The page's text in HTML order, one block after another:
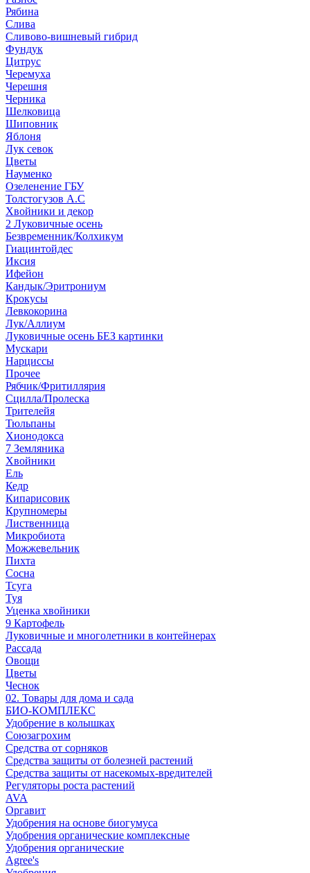
Рябина
Слива
Сливово-вишневый гибрид
Фундук
Цитрус
Черемуха
Черешня
Черника
Шелковица
Шиповник
Яблоня
Лук севок
Цветы
Науменко
Озеленение ГБУ
Толстогузов А.С
Хвойники и декор
2 Луковичные осень
Безвременник/Колхикум
Гиацинтойдес
Иксия
Ифейон
Кандык/Эритрониум
Крокусы
Левкокорина
Лук/Аллиум
Луковичные осень БЕЗ картинки
Мускари
Нарциссы
Прочее
Рябчик/Фритиллярия
Сцилла/Пролеска
Трителейя
Тюльпаны
Хионодокса
7 Земляника
Хвойники
Ель
Кедр
Кипарисовик
Крупномеры
Лиственница
Микробиота
Можжевельник
Пихта
Сосна
Тсуга
Туя
Уценка хвойники
9 Картофель
Луковичные и многолетники в контейнерах
Рассада
Овощи
Цветы
Чеснок
02. Товары для дома и сада
БИО-КОМПЛЕКС
Удобрение в колышках
Союзагрохим
Средства от сорняков
Средства защиты от болезней растений
Средства защиты от насекомых-вредителей
Регуляторы роста растений
AVA
Оргавит
Удобрения на основе биогумуса
Удобрения органические комплексные
Удобрения органические
Agree's